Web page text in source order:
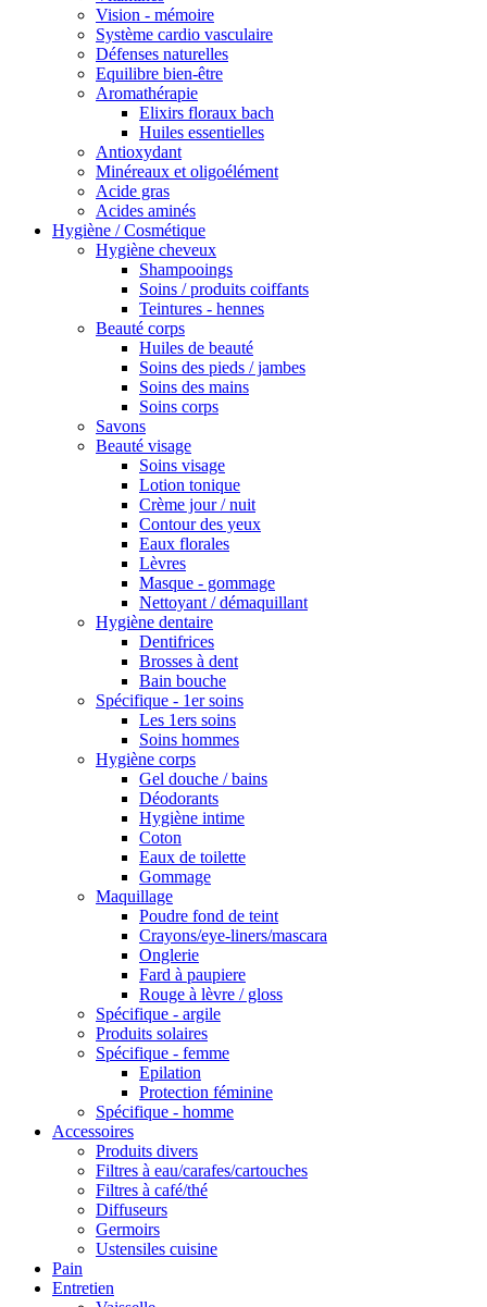
Vision - mémoire
Système cardio vasculaire
Défenses naturelles
Equilibre bien-être
Aromathérapie
Elixirs floraux bach
Huiles essentielles
Antioxydant
Minéreaux et oligoélément
Acide gras
Acides aminés
Hygiène / Cosmétique
Hygiène cheveux
Shampooings
Soins / produits coiffants
Teintures - hennes
Beauté corps
Huiles de beauté
Soins des pieds / jambes
Soins des mains
Soins corps
Savons
Beauté visage
Soins visage
Lotion tonique
Crème jour / nuit
Contour des yeux
Eaux florales
Lèvres
Masque - gommage
Nettoyant / démaquillant
Hygiène dentaire
Dentifrices
Brosses à dent
Bain bouche
Spécifique - 1er soins
Les 1ers soins
Soins hommes
Hygiène corps
Gel douche / bains
Déodorants
Hygiène intime
Coton
Eaux de toilette
Gommage
Maquillage
Poudre fond de teint
Crayons/eye-liners/mascara
Onglerie
Fard à paupiere
Rouge à lèvre / gloss
Spécifique - argile
Produits solaires
Spécifique - femme
Epilation
Protection féminine
Spécifique - homme
Accessoires
Produits divers
Filtres à eau/carafes/cartouches
Filtres à café/thé
Diffuseurs
Germoirs
Ustensiles cuisine
Pain
Entretien